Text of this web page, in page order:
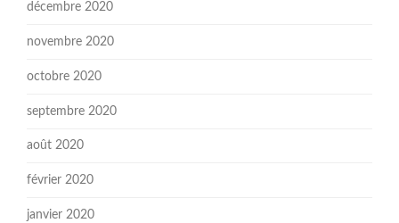
décembre 2020
novembre 2020
octobre 2020
septembre 2020
août 2020
février 2020
janvier 2020